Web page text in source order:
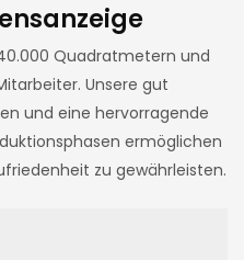
Quadratmetern und
Unsere gut
und eine hervorragende
ermöglichen
zu gewährleisten.